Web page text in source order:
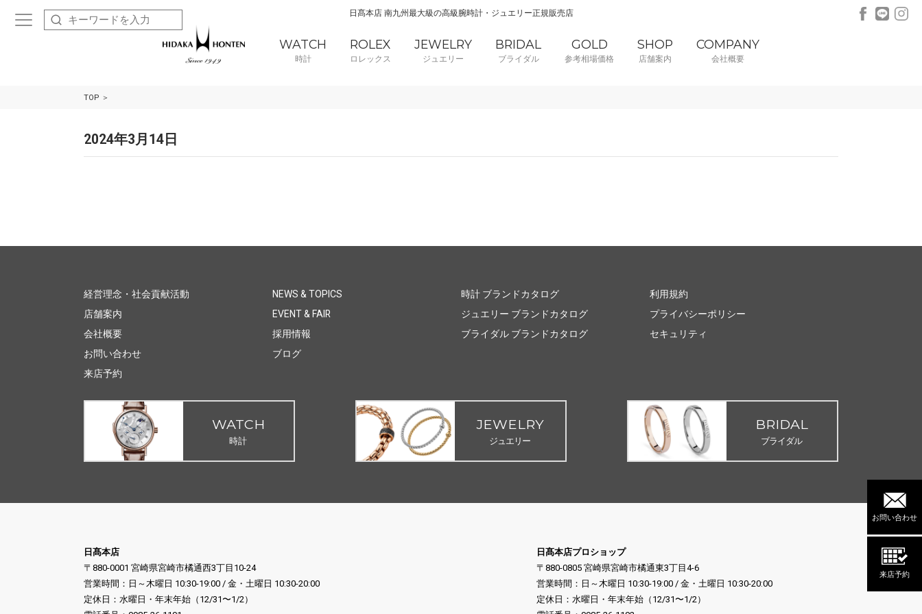
日髙本店 南九州最大級の高級腕時計・ジュエリー正規販売店
WATCH
時計
ROLEX
ロレックス
JEWELRY
ジュエリー
BRIDAL
ブライダル
GOLD
参考相場価格
SHOP
店舗案内
COMPANY
会社概要
お問い合わせ
来店予約
TOP
2024年3月14日
経営理念・社会貢献活動
店舗案内
会社概要
お問い合わせ
来店予約
NEWS & TOPICS
EVENT & FAIR
採用情報
ブログ
時計 ブランドカタログ
ジュエリー ブランドカタログ
ブライダル ブランドカタログ
利用規約
プライバシーポリシー
セキュリティ
WATCH
時計
JEWELRY
ジュエリー
BRIDAL
ブライダル
日髙本店
〒880-0001 宮崎県宮崎市橘通西3丁目10-24
営業時間：日～木曜日 10:30-19:00 / 金・土曜日 10:30-20:00
定休日：水曜日・年末年始（12/31〜1/2）
日髙本店プロショップ
〒880-0805 宮崎県宮崎市橘通東3丁目4-6
営業時間：日～木曜日 10:30-19:00 / 金・土曜日 10:30-20:00
定休日：水曜日・年末年始（12/31〜1/2）